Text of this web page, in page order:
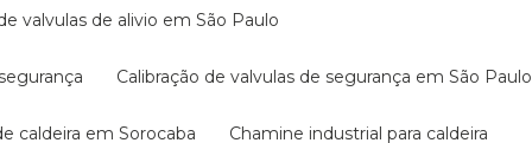
de valvulas de alivio em São Paulo
Calibração de valvulas de segurança em São Paulo
caldeira em Sorocaba Chamine industrial para caldeira